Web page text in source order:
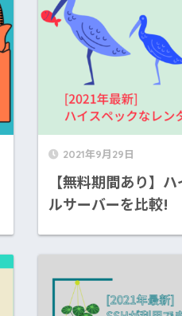
2021年9月29日
【無料期間あり】
ルサーバーを比較!